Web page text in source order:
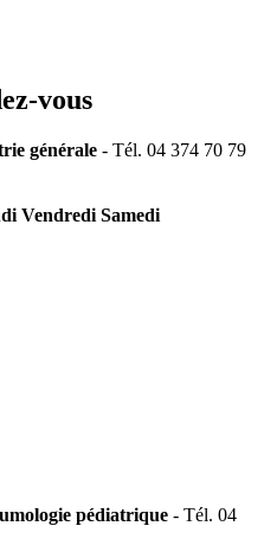
vous
générale - Tél. 04 374 70 79
Vendredi Samedi
pédiatrique - Tél. 04